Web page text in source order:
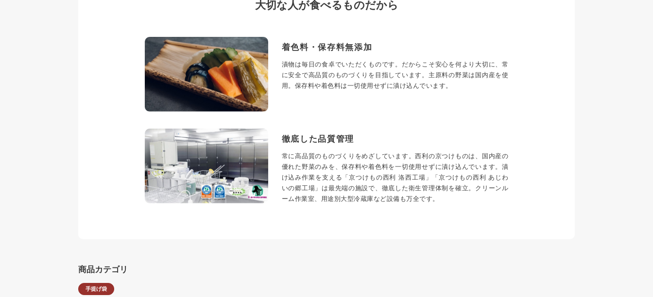
大切な人が食べるものだから
着色料・保存料無添加
漬物は毎日の食卓でいただくものです。だからこそ安心を何より大切に、常
に安全で高品質のものづくりを目指しています。主原料の野菜は国内産を使
用。保存料や着色料は一切使用せずに漬け込んでいます。
徹底した品質管理
常に高品質のものづくりをめざしています。西利の京つけものは、国内産の
優れた野菜のみを、保存料や着色料を一切使用せずに漬け込んでいます。漬
け込み作業を支える「京つけもの西利 洛西工場」「京つけもの西利 あじわ
いの郷工場」は最先端の施設で、徹底した衛生管理体制を確立。クリーンル
ーム作業室、用途別大型冷蔵庫など設備も万全です。
商品カテゴリ
手提げ袋